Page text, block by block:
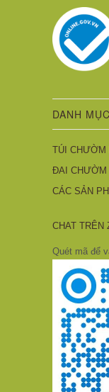
DANH
TÚI CHƯỜM
ĐAI CHƯỜM
CÁC SẢN
CHAT TRÊN
Quét mã để